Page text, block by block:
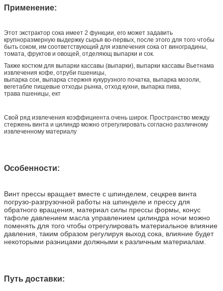
Применение:
Этот экстрактор сока имеет 2 функции, его может задавить
крупноразмерную выдержку сырья во-первых, после этого для того чтобы
быть соком, им соответствующий для извлечения сока от виноградины,
томата, фруктов и овощей, отделяющ выпарки и сок.
Также костюм для выпарки кассавы (выпарки), выпарки кассавы Вьетнама
извлечения кофе, отруби пшеницы,
выпарка сои, выпарка стержня кукурузного початка, выпарка мозоли,
вегетабле пищевые отходы рынка, отход кухни, выпарка пива,
трава пшеницы, ект
Свой ряд извлечения коэффициента очень широк. Пространство между
стержень винта и цилиндр можно отрегулировать согласно различному
извлеченному материалу
Особенности:
Винт прессы вращает вместе с шпинделем, сецкрев винта
погрузо-разгрузочной работы на шпинделе и прессу для
обратного вращения, материал силы прессы формы, конус
тафоле давлением масла управлением цилиндра ночи можно
поменять для того чтобы отрегулировать материальное влияние
давления, таким образом регулируя выход сока, влияние будет
некоторыми разницами должными к различным материалам.
Путь доставки: